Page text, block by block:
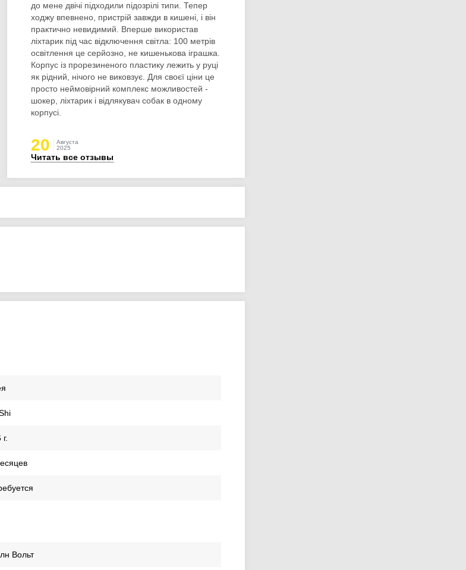
до мене двічі підходили підозрілі типи. Тепер
ходжу впевнено, пристрій завжди в кишені, і він
практично невидимий. Вперше використав
ліхтарик під час відключення світла: 100 метрів
освітлення це серйозно, не кишенькова іграшка.
Корпус із прорезиненого пластику лежить у руці
як рідний, нічого не виковзує. Для своєї ціни це
просто неймовірний комплекс можливостей -
шокер, ліхтарик і відлякувач собак в одному
корпусі.
20
Августа
2025
Читать все отзывы
Вольт